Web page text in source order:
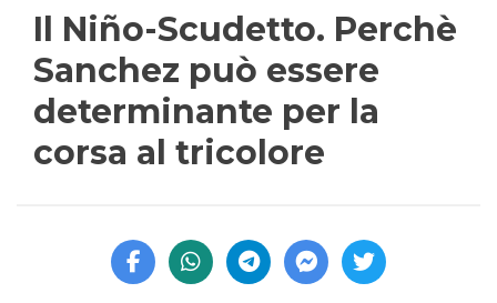
Il Niño-Scudetto. Perchè
Sanchez può essere
determinante per la
corsa al tricolore